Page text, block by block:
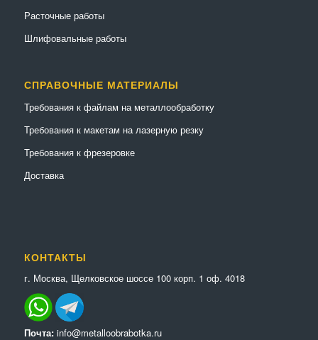
Расточные работы
Шлифовальные работы
СПРАВОЧНЫЕ МАТЕРИАЛЫ
Требования к файлам на металлообработку
Требования к макетам на лазерную резку
Требования к фрезеровке
Доставка
КОНТАКТЫ
г. Москва, Щелковское шоссе 100 корп. 1 оф. 4018
Почта: info@metalloobrabotka.ru